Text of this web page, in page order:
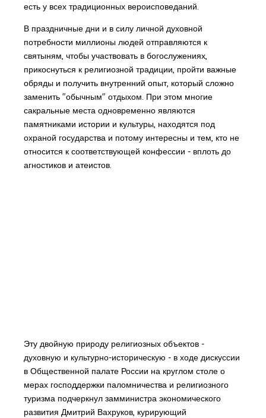
есть у всех традиционных вероисповеданий.
В праздничные дни и в силу личной духовной
потребности миллионы людей отправляются к
святыням, чтобы участвовать в богослужениях,
прикоснуться к религиозной традиции, пройти важные
обряды и получить внутренний опыт, который сложно
заменить "обычным" отдыхом. При этом многие
сакральные места одновременно являются
памятниками истории и культуры, находятся под
охраной государства и потому интересны и тем, кто не
относится к соответствующей конфессии - вплоть до
агностиков и атеистов.
Эту двойную природу религиозных объектов -
духовную и культурно-историческую - в ходе дискуссии
в Общественной палате России на круглом столе о
мерах господдержки паломничества и религиозного
туризма подчеркнул замминистра экономического
развития Дмитрий Вахруков, курирующий